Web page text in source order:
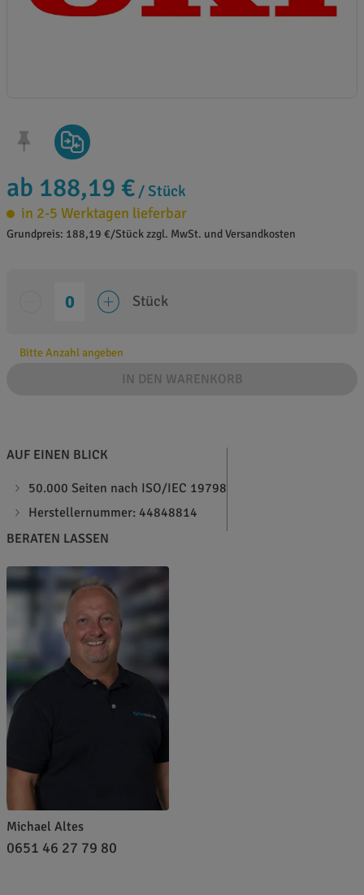
ab 188,19 € / Stück
in 2-5 Werktagen lieferbar
Grundpreis: 188,19 €/Stück zzgl. MwSt. und Versandkosten
Stück
Bitte Anzahl angeben
IN DEN WARENKORB
AUF EINEN BLICK
50.000 Seiten nach ISO/IEC 19798
Herstellernummer: 44848814
BERATEN LASSEN
Michael Altes
0651 46 27 79 80